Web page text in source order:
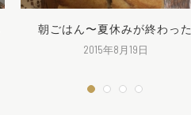
朝ごはん〜夏休みが終わった
2015年8月19日